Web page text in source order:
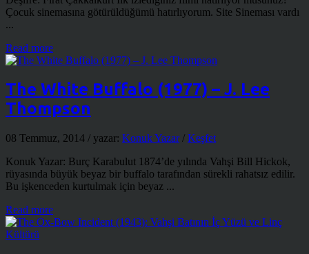
Çocuk sinemasına götürüldüğümü hatırlıyorum. Site Sineması vardı
...
Read more
The White Buffalo (1977) – J. Lee
Thompson
08 Temmuz, 2014 / yazar: Konuk Yazar/ Keşfet
Konuk Yazar: Burç Karabulut 1874’de yılında Vahşi Bill Hickok,
rüyasında büyük beyaz bir buffalo tarafından sürekli rahatsız edilir.
Bu işkenceden kurtulmak için beyaz ...
Read more